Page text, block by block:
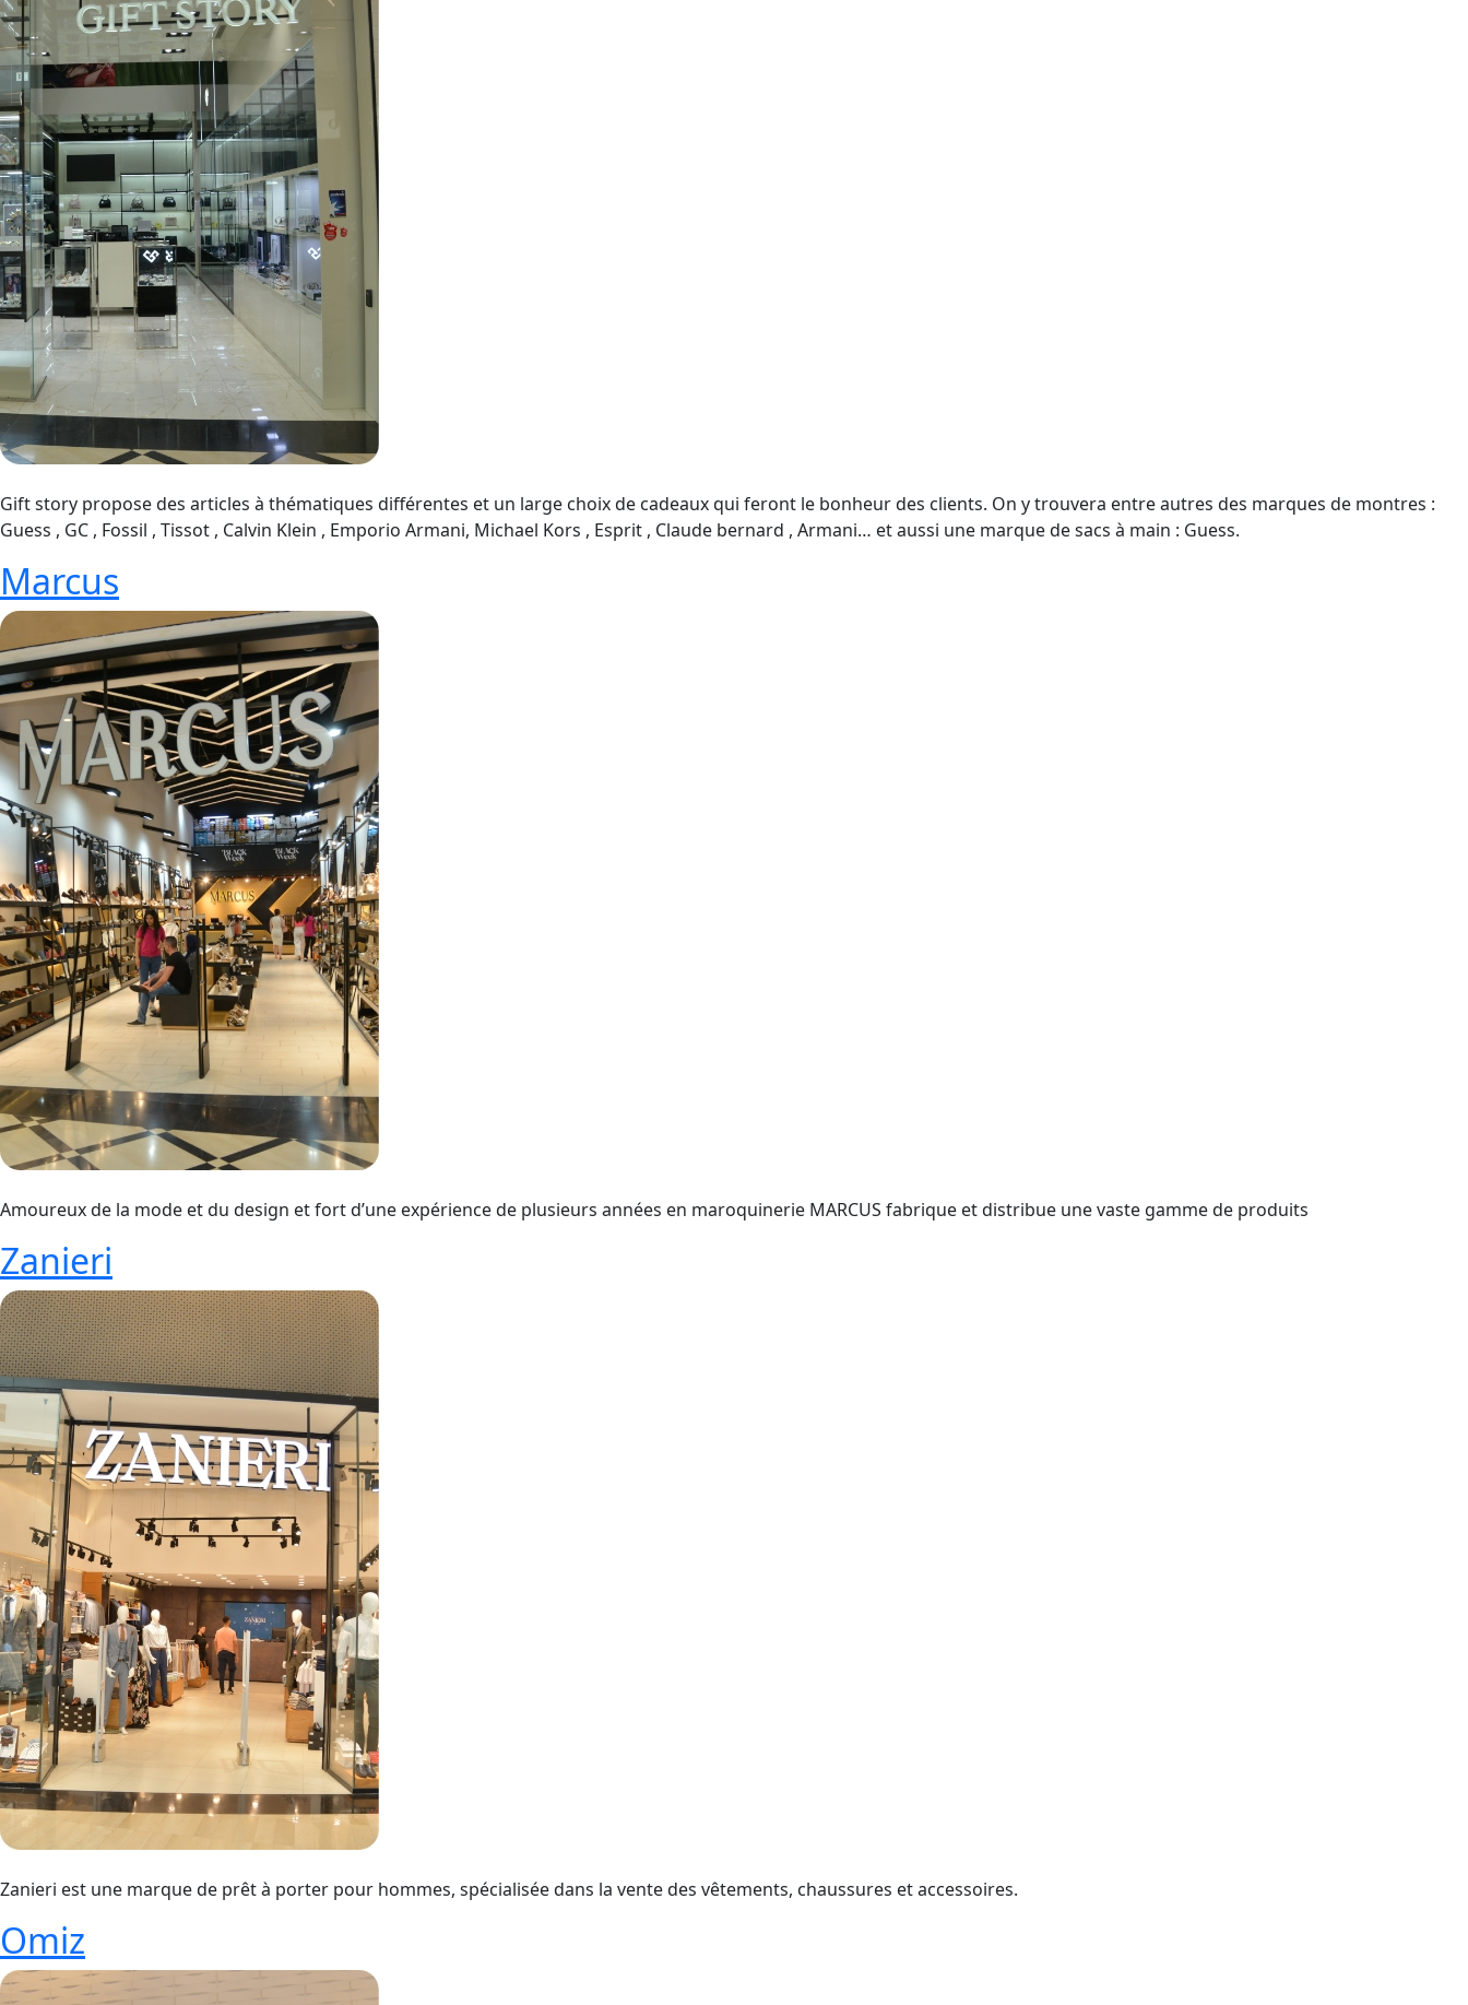
Gift story propose des articles à thématiques différentes et un large choix de cadeaux qui feront le bonheur des clients. On y trouvera entre autres des marques de montres :
Guess , GC , Fossil , Tissot , Calvin Klein , Emporio Armani, Michael Kors , Esprit , Claude bernard , Armani… et aussi une marque de sacs à main : Guess.
Marcus
Amoureux de la mode et du design et fort d’une expérience de plusieurs années en maroquinerie MARCUS fabrique et distribue une vaste gamme de produits
Zanieri
Zanieri est une marque de prêt à porter pour hommes, spécialisée dans la vente des vêtements, chaussures et accessoires.
Omiz